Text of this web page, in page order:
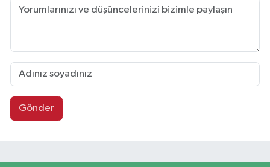
Gönder